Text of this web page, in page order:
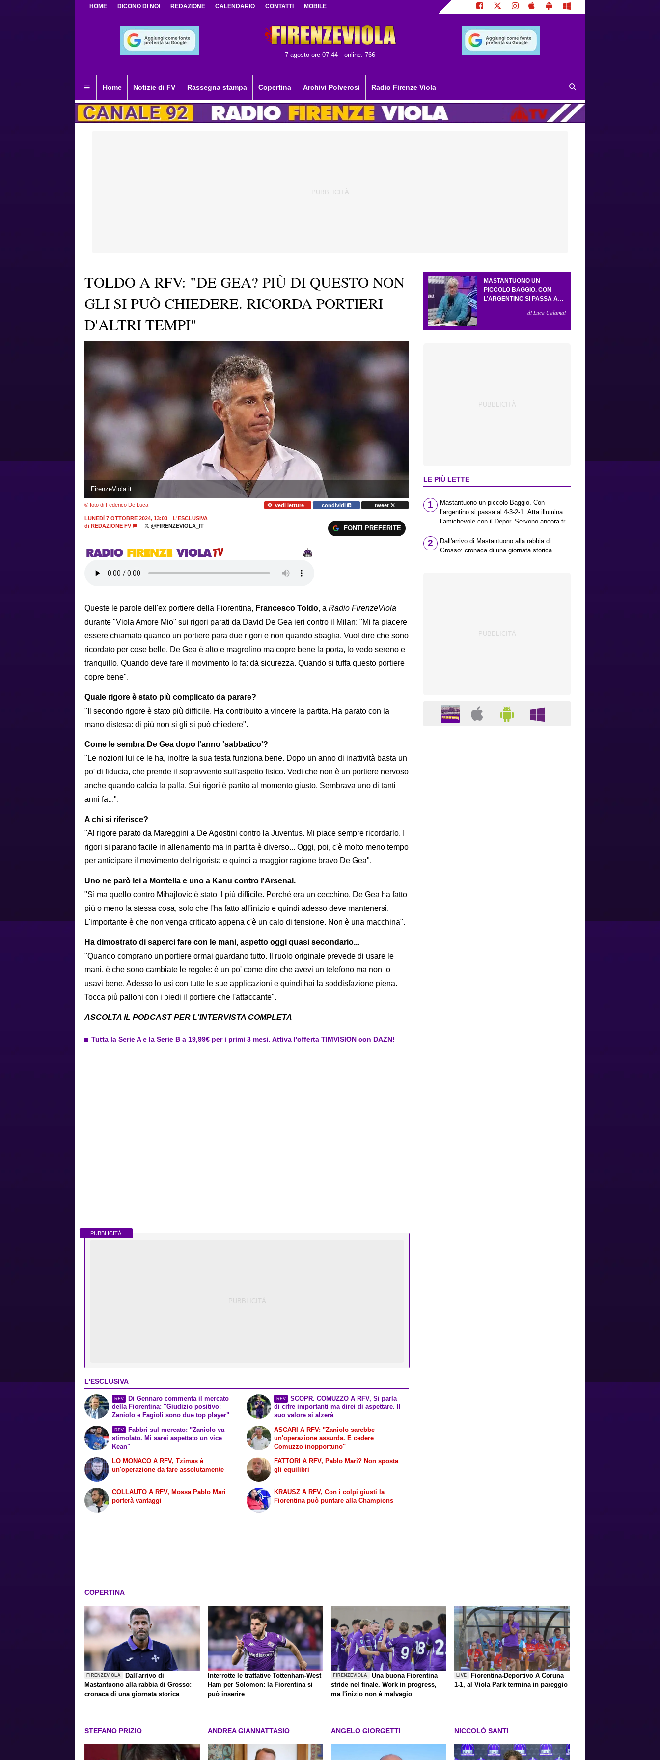
HOME DICONO DI NOI REDAZIONE CALENDARIO CONTATTI MOBILE
7 agosto ore 07:44 online: 766
Home Notizie di FV Rassegna stampa Copertina Archivi Polverosi Radio Firenze Viola
TOLDO A RFV: "DE GEA? PIÙ DI QUESTO NON
GLI SI PUÒ CHIEDERE. RICORDA PORTIERI
D'ALTRI TEMPI"
FirenzeViola.it
© foto di Federico De Luca vedi letture condividi tweet
LUNEDÌ 7 OTTOBRE 2024, 13:00
L'ESCLUSIVA
di REDAZIONE FV @FIRENZEVIOLA_IT FONTI PREFERITE
Queste le parole dell'ex portiere della Fiorentina, Francesco Toldo, a Radio FirenzeViola
durante "Viola Amore Mio" sui rigori parati da David De Gea ieri contro il Milan: "Mi fa piacere
essere chiamato quando un portiere para due rigori e non quando sbaglia. Vuol dire che sono
ricordato per cose belle. De Gea è alto e magrolino ma copre bene la porta, lo vedo sereno e
tranquillo. Quando deve fare il movimento lo fa: dà sicurezza. Quando si tuffa questo portiere
copre bene".
Quale rigore è stato più complicato da parare?
"Il secondo rigore è stato più difficile. Ha contribuito a vincere la partita. Ha parato con la
mano distesa: di più non si gli si può chiedere".
Come le sembra De Gea dopo l'anno 'sabbatico'?
"Le nozioni lui ce le ha, inoltre la sua testa funziona bene. Dopo un anno di inattività basta un
po' di fiducia, che prende il sopravvento sull'aspetto fisico. Vedi che non è un portiere nervoso
anche quando calcia la palla. Sui rigori è partito al momento giusto. Sembrava uno di tanti
anni fa...".
A chi si riferisce?
"Al rigore parato da Mareggini a De Agostini contro la Juventus. Mi piace sempre ricordarlo. I
rigori si parano facile in allenamento ma in partita è diverso... Oggi, poi, c'è molto meno tempo
per anticipare il movimento del rigorista e quindi a maggior ragione bravo De Gea".
Uno ne parò lei a Montella e uno a Kanu contro l'Arsenal.
"Sì ma quello contro Mihajlovic è stato il più difficile. Perché era un cecchino. De Gea ha fatto
più o meno la stessa cosa, solo che l'ha fatto all'inizio e quindi adesso deve mantenersi.
L'importante è che non venga criticato appena c'è un calo di tensione. Non è una macchina".
Ha dimostrato di saperci fare con le mani, aspetto oggi quasi secondario...
"Quando comprano un portiere ormai guardano tutto. Il ruolo originale prevede di usare le
mani, è che sono cambiate le regole: è un po' come dire che avevi un telefono ma non lo
usavi bene. Adesso lo usi con tutte le sue applicazioni e quindi hai la soddisfazione piena.
Tocca più palloni con i piedi il portiere che l'attaccante".
ASCOLTA IL PODCAST PER L'INTERVISTA COMPLETA
Tutta la Serie A e la Serie B a 19,99€ per i primi 3 mesi. Attiva l'offerta TIMVISION con DAZN!
PUBBLICITÀ
L'ESCLUSIVA
RFV
Di Gennaro commenta il mercato
della Fiorentina: "Giudizio positivo:
Zaniolo e Fagioli sono due top player"
RFV
Fabbri sul mercato: "Zaniolo va
stimolato. Mi sarei aspettato un vice
Kean"
RFV
SCOPR. COMUZZO A RFV, Si parla
di cifre importanti ma direi di aspettare. Il
suo valore si alzerà
ASCARI A RFV: "Zaniolo sarebbe
un'operazione assurda. E cedere
Comuzzo inopportuno"
LO MONACO A RFV, Tzimas è
un'operazione da fare assolutamente
COLLAUTO A RFV, Mossa Pablo Marì
porterà vantaggi
FATTORI A RFV, Pablo Mari? Non sposta
gli equilibri
KRAUSZ A RFV, Con i colpi giusti la
Fiorentina può puntare alla Champions
MASTANTUONO UN
PICCOLO BAGGIO. CON
L’ARGENTINO SI PASSA AL
L’AMICHEVOLE CON IL
di Luca Calamai
LE PIÙ LETTE
1
Mastantuono un piccolo Baggio. Con
l’argentino si passa al 4-3-2-1. Atta illumina
l’amichevole con il Depor. Servono ancora tre
Antognoni, un finale senza vincitori
2
Dall'arrivo di Mastantuono alla rabbia di
Grosso: cronaca di una giornata storica
COPERTINA
FIRENZEVIOLA
Dall'arrivo di
Mastantuono alla rabbia di Grosso:
cronaca di una giornata storica
Interrotte le trattative Tottenham-West
Ham per Solomon: la Fiorentina si
può inserire
FIRENZEVIOLA
Una buona Fiorentina
stride nel finale. Work in progress,
ma l'inizio non è malvagio
LIVE
Fiorentina-Deportivo A Coruna
1-1, al Viola Park termina in pareggio
STEFANO PRIZIO ANDREA GIANNATTASIO ANGELO GIORGETTI NICCOLÒ SANTI